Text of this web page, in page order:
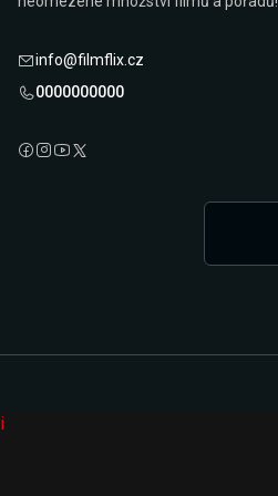
info@filmflix.cz
0000000000
i